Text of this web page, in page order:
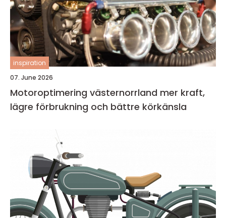
inspiration
07. June 2026
Motoroptimering västernorrland mer kraft,
lägre förbrukning och bättre körkänsla